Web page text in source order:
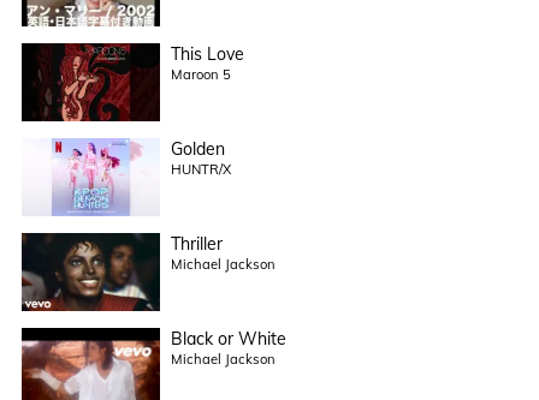
This Love
Maroon 5
Golden
HUNTR/X
Thriller
Michael Jackson
Black or White
Michael Jackson